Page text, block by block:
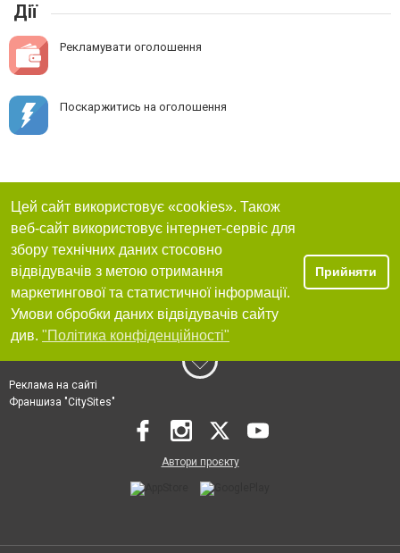
Дії
Рекламувати оголошення
Поскаржитись на оголошення
Цей сайт використовує «cookies». Також
веб-сайт використовує інтернет-сервіс для
збору технічних даних стосовно
відвідувачів з метою отримання
маркетингової та статистичної інформації.
Умови обробки даних відвідувачів сайту
див. "Політика конфіденційності"
Прийняти
Реклама на сайті
Франшиза "CitySites"
Автори проєкту